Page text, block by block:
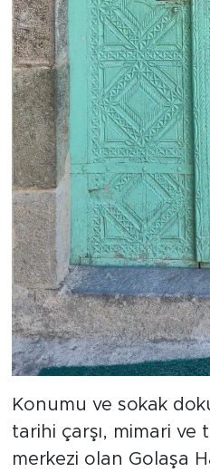
Konumu ve sokak
tarihi çarşı, mimari ve
merkezi olan Golaşa